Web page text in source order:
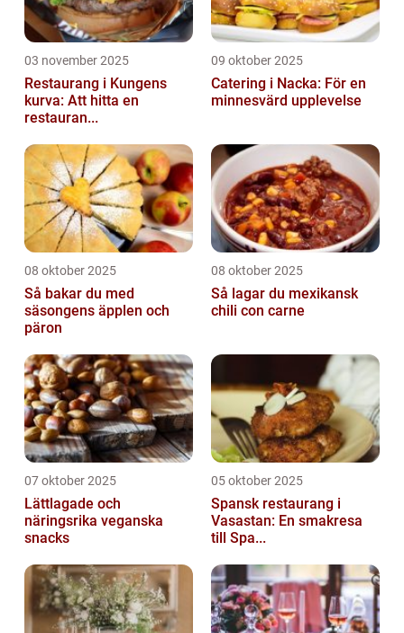
03 november 2025
Restaurang i Kungens
kurva: Att hitta en
restauran...
09 oktober 2025
Catering i Nacka: För en
minnesvärd upplevelse
08 oktober 2025
Så bakar du med
säsongens äpplen och
päron
08 oktober 2025
Så lagar du mexikansk
chili con carne
07 oktober 2025
Lättlagade och
näringsrika veganska
snacks
05 oktober 2025
Spansk restaurang i
Vasastan: En smakresa
till Spa...